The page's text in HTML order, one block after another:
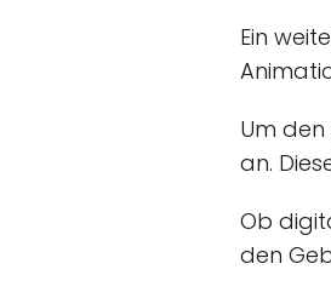
Ein
Um
an.
Ob
den